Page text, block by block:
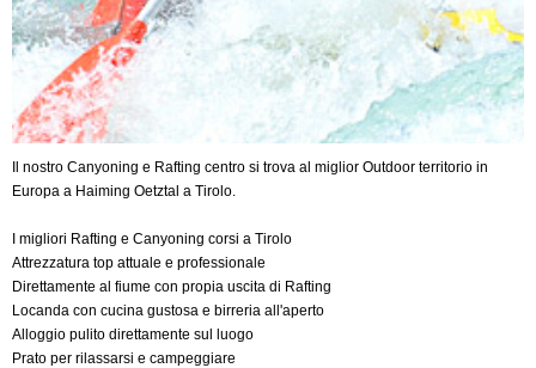
Il nostro Canyoning e Rafting centro si trova al miglior Outdoor territorio in
Europa a Haiming Oetztal a Tirolo.
I migliori Rafting e Canyoning corsi a Tirolo
Attrezzatura top attuale e professionale
Direttamente al fiume con propia uscita di Rafting
Locanda con cucina gustosa e birreria all'aperto
Alloggio pulito direttamente sul luogo
Prato per rilassarsi e campeggiare